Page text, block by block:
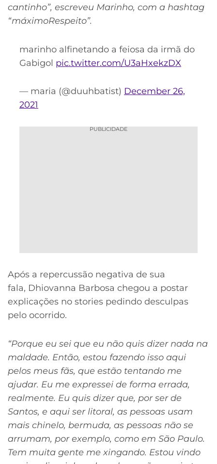
cantinho”, escreveu Marinho, com a hashtag
“máximoRespeito”.
marinho alfinetando a feiosa da irmã do
Gabigol pic.twitter.com/U3aHxekzDX
— maria (@duuhbatist) December 26,
2021
PUBLICIDADE
Após a repercussão negativa de sua
fala, Dhiovanna Barbosa chegou a postar
explicações no stories pedindo desculpas
pelo ocorrido.
“Porque eu sei que eu não quis dizer nada na
maldade. Então, estou fazendo isso aqui
pelos meus fãs, que estão tentando me
ajudar. Eu me expressei de forma errada,
realmente. Eu quis dizer que, por ser de
Santos, e aqui ser litoral, as pessoas usam
mais chinelo, bermuda, as pessoas não se
arrumam, por exemplo, como em São Paulo.
Tem muita gente me xingando. Estou vindo